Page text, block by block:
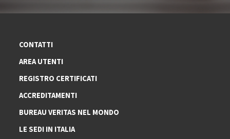
CONTATTI
AREA UTENTI
REGISTRO CERTIFICATI
ACCREDITAMENTI
BUREAU VERITAS NEL MONDO
LE SEDI IN ITALIA